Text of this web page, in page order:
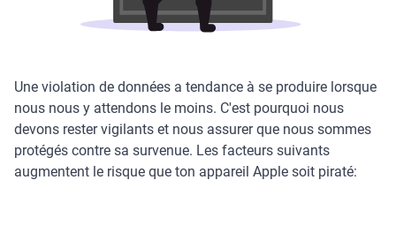
Une violation de données a tendance à se produire lorsque
nous nous y attendons le moins. C'est pourquoi nous
devons rester vigilants et nous assurer que nous sommes
protégés contre sa survenue. Les facteurs suivants
augmentent le risque que ton appareil Apple soit piraté: